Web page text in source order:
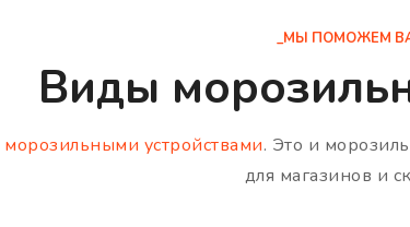
_МЫ ПОМОЖЕМ
Виды
морозильными устройствами. Это и
для магазинов и